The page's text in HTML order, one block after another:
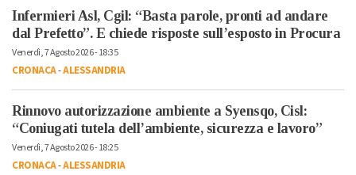
Infermieri Asl, Cgil: “Basta parole, pronti ad andare
dal Prefetto”. E chiede risposte sull’esposto in Procura
Venerdì, 7 Agosto 2026 - 18:35
CRONACA-ALESSANDRIA
Rinnovo autorizzazione ambiente a Syensqo, Cisl:
“Coniugati tutela dell’ambiente, sicurezza e lavoro”
Venerdì, 7 Agosto 2026 - 18:25
CRONACA-ALESSANDRIA